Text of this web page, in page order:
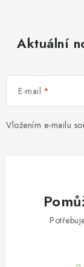
Aktuální
E-mail
Vložením e-mailu